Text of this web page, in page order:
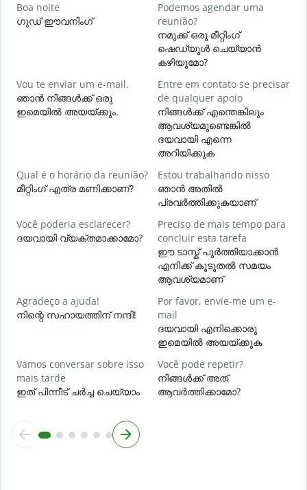
Boa noite
ഗുഡ് ഈവനിംഗ്
Podemos agendar uma
reunião?
നമുക്ക് ഒരു മീറ്റിംഗ്
ഷെഡ്യൂൾ ചെയ്യാൻ
കഴിയുമോ?
Vou te enviar um e-mail.
ഞാൻ നിങ്ങൾക്ക് ഒരു
ഇമെയിൽ അയയ്ക്കും.
Entre em contato se precisar
de qualquer apoio
നിങ്ങൾക്ക് എന്തെങ്കിലും
ആവശ്യമുണ്ടെങ്കിൽ
ദയവായി എന്നെ
അറിയിക്കുക
Qual é o horário da reunião?
മീറ്റിംഗ് എത്ര മണിക്കാണ്?
Estou trabalhando nisso
ഞാൻ അതിൽ
പ്രവർത്തിക്കുകയാണ്
Você poderia esclarecer?
ദയവായി വ്യക്തമാക്കാമോ?
Preciso de mais tempo para
concluir esta tarefa
ഈ ടാസ്ക് പൂർത്തിയാക്കാൻ
എനിക്ക് കൂടുതൽ സമയം
ആവശ്യമാണ്
Agradeço a ajuda!
നിന്റെ സഹായത്തിന് നന്ദി!
Por favor, envie-me um e-
mail
ദയവായി എനിക്കൊരു
ഇമെയിൽ അയയ്ക്കുക
Vamos conversar sobre isso
mais tarde
ഇത് പിന്നീട് ചർച്ച ചെയ്യാം
Você pode repetir?
നിങ്ങൾക്ക് അത്
ആവർത്തിക്കാമോ?